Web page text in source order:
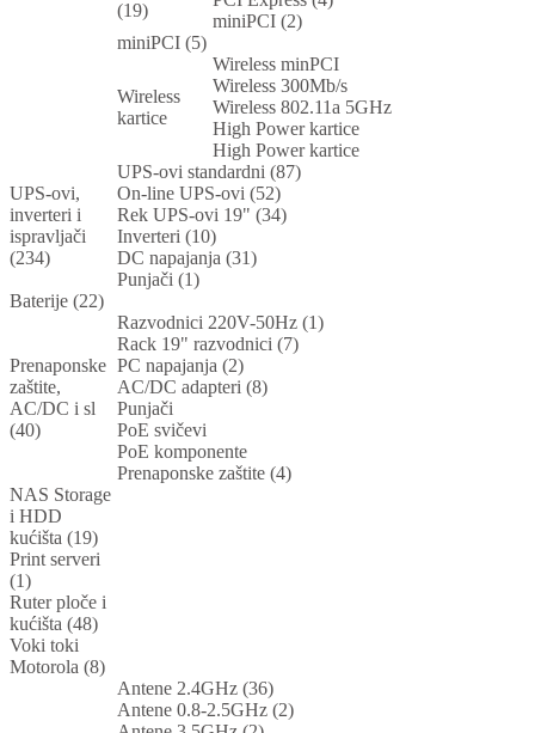
(19)
miniPCI (2)
miniPCI (5)
Wireless
kartice
Wireless minPCI
Wireless 300Mb/s
Wireless 802.11a 5GHz
High Power kartice
High Power kartice
UPS-ovi,
inverteri i
ispravljači
(234)
UPS-ovi standardni (87)
On-line UPS-ovi (52)
Rek UPS-ovi 19" (34)
Inverteri (10)
DC napajanja (31)
Punjači (1)
Baterije (22)
Prenaponske
zaštite,
AC/DC i sl
(40)
Razvodnici 220V-50Hz (1)
Rack 19" razvodnici (7)
PC napajanja (2)
AC/DC adapteri (8)
Punjači
PoE svičevi
PoE komponente
Prenaponske zaštite (4)
NAS Storage
i HDD
kućišta (19)
Print serveri
(1)
Ruter ploče i
kućišta (48)
Voki toki
Motorola (8)
Antene 2.4GHz (36)
Antene 0.8-2.5GHz (2)